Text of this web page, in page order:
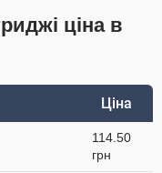
ціна в
Ціна
114.50
грн